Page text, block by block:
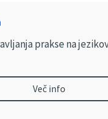
prakse na
Več info